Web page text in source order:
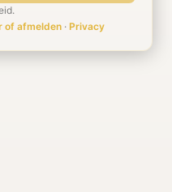
of afmelden · Privacy